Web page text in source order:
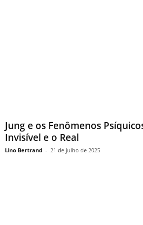
Jung e os Fenômenos
Invisível e o Real
Lino Bertrand - 21 de julho de 2025